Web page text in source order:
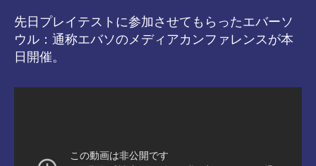
先日プレイテストに参加させてもらったエバーソ
ウル：通称エバソのメディアカンファレンスが本
日開催。